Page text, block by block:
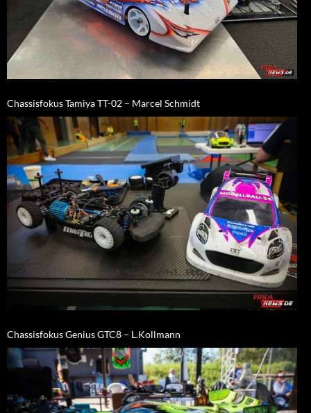
Chassisfokus Tamiya TT-02 – Marcel Schmidt
Chassisfokus Genius GTC8 – L.Kollmann